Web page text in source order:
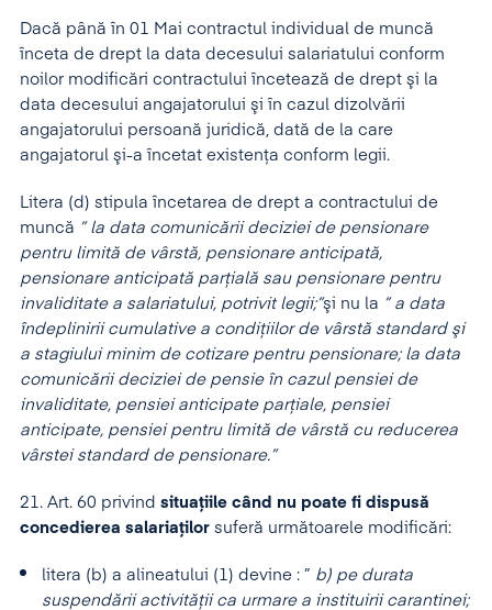
Dacă până în 01 Mai contractul individual de muncă
înceta de drept la data decesului salariatului conform
noilor modificări contractului încetează de drept şi la
data decesului angajatorului şi în cazul dizolvării
angajatorului persoană juridică, dată de la care
angajatorul şi-a încetat existenţa conform legii.
Litera (d) stipula încetarea de drept a contractului de
muncă ” la data comunicării deciziei de pensionare
pentru limită de vârstă, pensionare anticipată,
pensionare anticipată parţială sau pensionare pentru
invaliditate a salariatului, potrivit legii;”şi nu la ” a data
îndeplinirii cumulative a condiţiilor de vârstă standard şi
a stagiului minim de cotizare pentru pensionare; la data
comunicării deciziei de pensie în cazul pensiei de
invaliditate, pensiei anticipate parţiale, pensiei
anticipate, pensiei pentru limită de vârstă cu reducerea
vârstei standard de pensionare.”
21. Art. 60 privind situaţiile când nu poate fi dispusă
concedierea salariaţilor suferă următoarele modificări:
litera (b) a alineatului (1) devine : ” b) pe durata
suspendării activităţii ca urmare a instituirii carantinei;